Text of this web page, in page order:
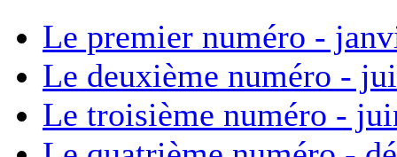
Le premier numéro -
Le deuxième numéro -
Le troisième numéro -